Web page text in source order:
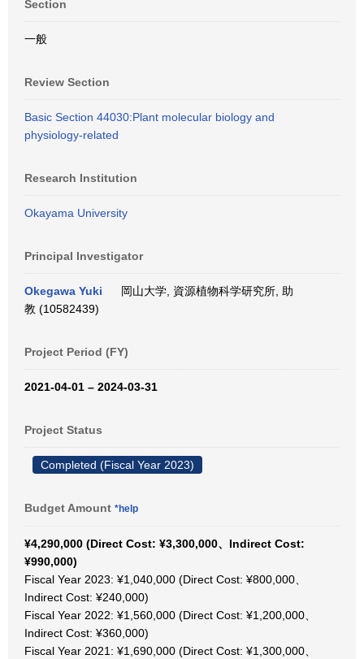
Section
一般
Review Section
Basic Section 44030:Plant molecular biology and
physiology-related
Research Institution
Okayama University
Principal Investigator
Okegawa Yuki
岡山大学, 資源植物科学研究所, 助
教 (10582439)
Project Period (FY)
2021-04-01 – 2024-03-31
Project Status
Completed (Fiscal Year 2023)
Budget Amount *help
¥4,290,000 (Direct Cost: ¥3,300,000、Indirect Cost:
¥990,000)
Fiscal Year 2023: ¥1,040,000 (Direct Cost: ¥800,000、
Indirect Cost: ¥240,000)
Fiscal Year 2022: ¥1,560,000 (Direct Cost: ¥1,200,000、
Indirect Cost: ¥360,000)
Fiscal Year 2021: ¥1,690,000 (Direct Cost: ¥1,300,000、